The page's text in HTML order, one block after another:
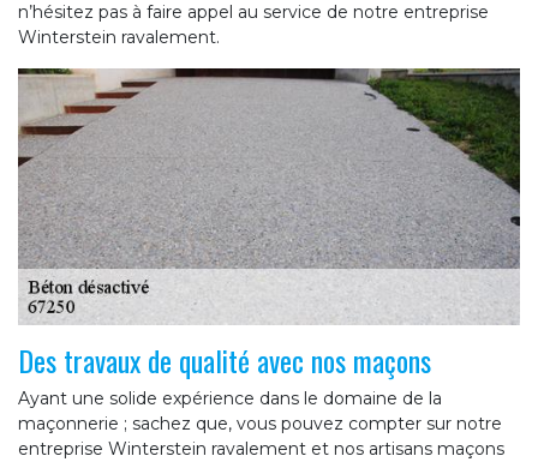
n’hésitez pas à faire appel au service de notre entreprise
Winterstein ravalement.
Des travaux de qualité avec nos maçons
Ayant une solide expérience dans le domaine de la
maçonnerie ; sachez que, vous pouvez compter sur notre
entreprise Winterstein ravalement et nos artisans maçons